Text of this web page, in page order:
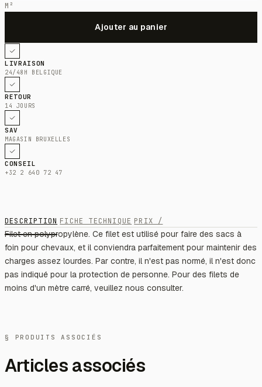
M²
LIVRAISON
24/48H BELGIQUE
RETOUR
14 JOURS
SAV
MAGASIN BRUXELLES
CONSEIL
+32 2 640 72 47
DESCRIPTION FICHE TECHNIQUE PRIX /
Filet en polypropylène. Ce filet est utilisé pour faire des sacs à
foin pour chevaux, et il conviendra parfaitement pour maintenir des
charges assez lourdes. Par contre, il n'est pas normé, il n'est donc
pas indiqué pour la protection de personne. Pour des filets de
moins d'un mètre carré, veuillez nous consulter.
§ PRODUITS ASSOCIÉS
Articles associés